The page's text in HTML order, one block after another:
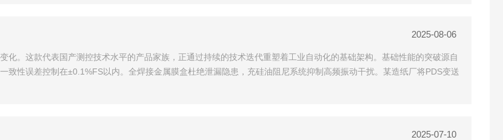
2025-08-06
化。这款代表国产测控技术水平的产品家族，正通过持续的技术迭代重塑着工业自动化的基础架构。基础性能的突破源自
致性误差控制在±0.1%FS以内。全焊接金属膜盒杜绝泄漏隐患，充硅油阻尼系统抑制高频振动干扰。某造纸厂将PDS变送
2025-07-10